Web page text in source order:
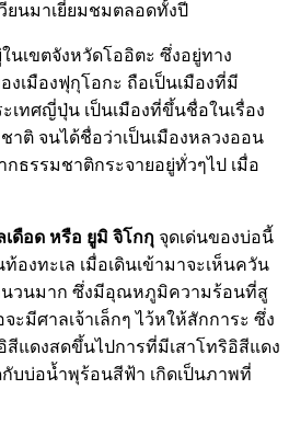
ยนมาเยี่ยมชมตลอดทั้งปี
นเขตจังหวัดโออิตะ ซึ่งอยู่ทาง
งเมืองฟุกุโอกะ ถือเป็นเมืองที่มี
ทศญี่ปุ่น เป็นเมืองที่ขึ้นชื่อในเรื่อง
ติ จนได้ชื่อว่าเป็นเมืองหลวงออน
ธรรมชาติกระจายอยู่ทั่วๆไป เมื่อ
เดือด หรือ ยูมิ จิโกกุ จุดเด่นของบ่อนี้
องทะเล เมื่อเดินเข้ามาจะเห็นควัน
นวนมาก ซึ่งมีอุณหภูมิความร้อนที่สู
ะมีศาลเจ้าเล็กๆ ไว้หให้สักการะ ซึ่ง
สีแดงสดขึ้นไปการที่มีเสาโทริอิสีแดง
บบ่อน้ำพุร้อนสีฟ้า เกิดเป็นภาพที่